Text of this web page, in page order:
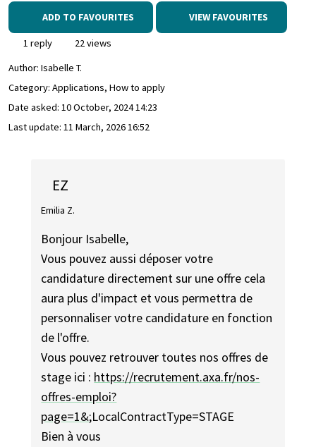
ADD TO FAVOURITES VIEW FAVOURITES
1 reply
22 views
Author: Isabelle T.
Category: Applications, How to apply
Date asked: 10 October, 2024 14:23
Last update: 11 March, 2026 16:52
EZ
Emilia Z.
Bonjour Isabelle,
Vous pouvez aussi déposer votre
candidature directement sur une offre cela
aura plus d'impact et vous permettra de
personnaliser votre candidature en fonction
de l'offre.
Vous pouvez retrouver toutes nos offres de
stage ici : https://recrutement.axa.fr/nos-
offres-emploi?
page=1&;LocalContractType=STAGE
Bien à vous